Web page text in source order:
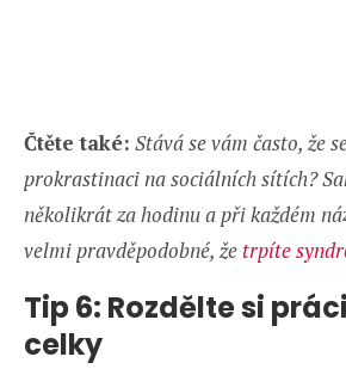
Čtěte také: Stává se vám často, že
prokrastinaci na sociálních sítích?
několikrát za hodinu a při každém
velmi pravděpodobné, že trpíte
Tip 6: Rozdělte si
celky